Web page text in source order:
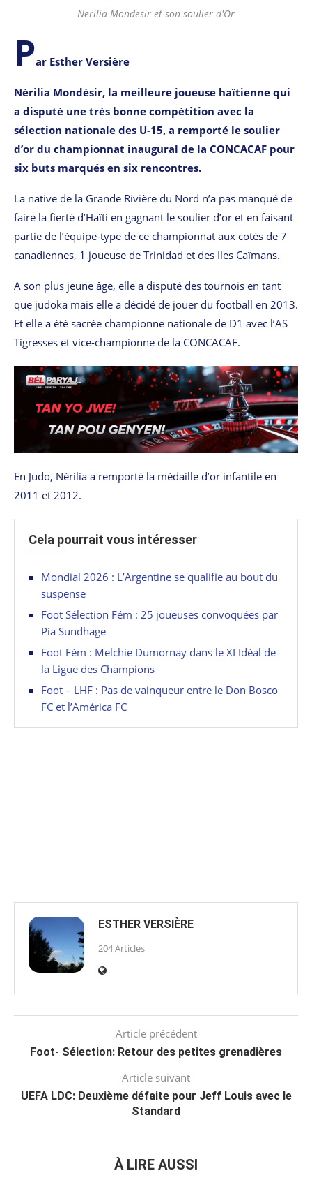
Nerilia Mondesir et son soulier d'Or
Par Esther Versière
Nérilia Mondésir, la meilleure joueuse haïtienne qui
a disputé une très bonne compétition avec la
sélection nationale des U-15, a remporté le soulier
d’or du championnat inaugural de la CONCACAF pour
six buts marqués en six rencontres.
La native de la Grande Rivière du Nord n’a pas manqué de
faire la fierté d’Haïti en gagnant le soulier d’or et en faisant
partie de l’équipe-type de ce championnat aux cotés de 7
canadiennes, 1 joueuse de Trinidad et des Iles Caïmans.
A son plus jeune âge, elle a disputé des tournois en tant
que judoka mais elle a décidé de jouer du football en 2013.
Et elle a été sacrée championne nationale de D1 avec l’AS
Tigresses et vice-championne de la CONCACAF.
En Judo, Nérilia a remporté la médaille d’or infantile en
2011 et 2012.
Cela pourrait vous intéresser
Mondial 2026 : L’Argentine se qualifie au bout du
suspense
Foot Sélection Fém : 25 joueuses convoquées par
Pia Sundhage
Foot Fém : Melchie Dumornay dans le XI Idéal de
la Ligue des Champions
Foot – LHF : Pas de vainqueur entre le Don Bosco
FC et l’América FC
ESTHER VERSIÈRE
204 Articles
Article précédent
Foot- Sélection: Retour des petites grenadières
Article suivant
UEFA LDC: Deuxième défaite pour Jeff Louis avec le
Standard
À LIRE AUSSI